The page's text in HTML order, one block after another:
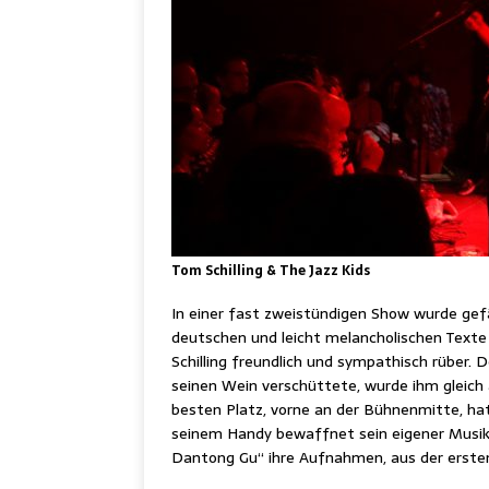
Tom Schilling & The Jazz Kids
In einer fast zweistündigen Show wurde
deutschen und leicht melancholischen
Schilling freundlich und sympathisch rüber.
seinen Wein verschüttete, wurde ihm
besten Platz, vorne an der Bühnenmitte,
seinem Handy bewaffnet sein eigener
Dantong Gu“ ihre Aufnahmen, aus der